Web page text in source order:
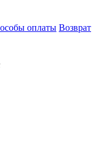
оплаты Возврат